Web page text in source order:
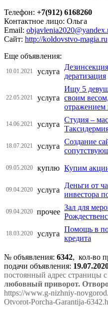
Телефон: +7(912) 6168260
Контактное лицо: Ольга
Email:
Сайт: http://koldovstvo-magia.ru
Еще объявления:
10.01.2021 услуга
дератизация
22.05.2021 услуга
Ищу 5
своим
отражением
14.06.2021 услуга
Студия –
18.07.2021 услуга
Создание
09.05.2020 куплю Купим
09.04.2020 услуга
Деньги от
инвестора
09.04.2020 прочее
Зал для
18.03.2020 услуга
Помощь в
кредита
№ объявления: 6342, кол-во
подачи объявления:
постоянный адрес страницы
любовный приворот.
https://www.g-nizhniy-
Otvorot-Porcha-Garantija-